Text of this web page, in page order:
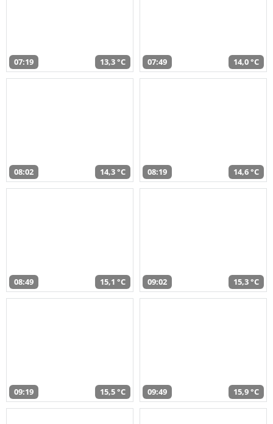
07:19 13,3 °C 07:49 14,0 °C
08:02 14,3 °C 08:19 14,6 °C
08:49 15,1 °C 09:02 15,3 °C
09:19 15,5 °C 09:49 15,9 °C